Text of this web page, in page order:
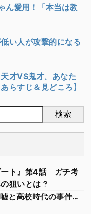
ん愛用！「本当は教
い人が攻撃的になる
才VS鬼才、あなた
らすじ＆見どころ】
検索
ート』第4話 ガチ考
狙いとは？
と高校時代の事件…